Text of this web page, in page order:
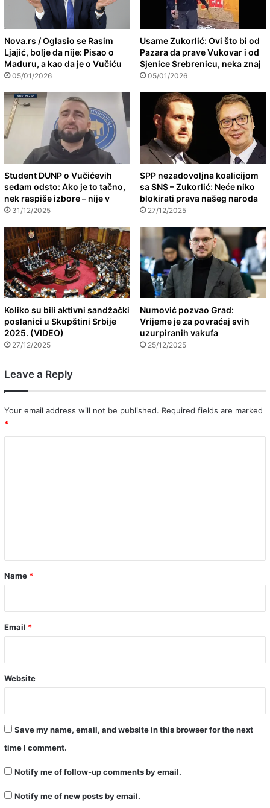
Nova.rs / Oglasio se Rasim
Ljajić, bolje da nije: Pisao o
Maduru, a kao da je o Vučiću
05/01/2026
Usame Zukorlić: Ovi što bi od
Pazara da prave Vukovar i od
Sjenice Srebrenicu, neka znaj
05/01/2026
Student DUNP o Vučićevih
sedam odsto: Ako je to tačno,
nek raspiše izbore – nije v
31/12/2025
SPP nezadovoljna koalicijom
sa SNS – Zukorlić: Neće niko
blokirati prava našeg naroda
27/12/2025
Koliko su bili aktivni sandžački
poslanici u Skupštini Srbije
2025. (VIDEO)
27/12/2025
Numović pozvao Grad:
Vrijeme je za povraćaj svih
uzurpiranih vakufa
25/12/2025
Leave a Reply
Your email address will not be published. Required fields are marked
*
*
Name *
Email *
Website
Save my name, email, and website in this browser for the next
time I comment.
Notify me of follow-up comments by email.
Notify me of new posts by email.